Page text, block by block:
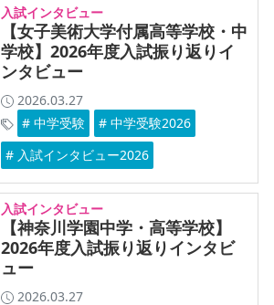
入試インタビュー
【女子美術大学付属高等学校・中
学校】2026年度入試振り返りイ
ンタビュー
2026.03.27
# 中学受験
# 中学受験2026
# 入試インタビュー2026
入試インタビュー
【神奈川学園中学・高等学校】
2026年度入試振り返りインタビ
ュー
2026.03.27